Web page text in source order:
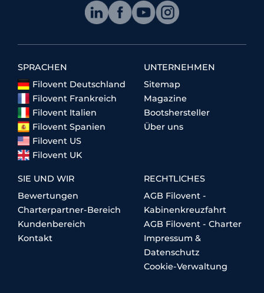
SPRACHEN
Filovent Deutschland
Filovent Frankreich
Filovent Italien
Filovent Spanien
Filovent US
Filovent UK
UNTERNEHMEN
Sitemap
Magazine
Bootshersteller
Über uns
SIE UND WIR
Bewertungen
Charterpartner-Bereich
Kundenbereich
Kontakt
RECHTLICHES
AGB Filovent -
Kabinenkreuzfahrt
AGB Filovent - Charter
Impressum &
Datenschutz
Cookie-Verwaltung